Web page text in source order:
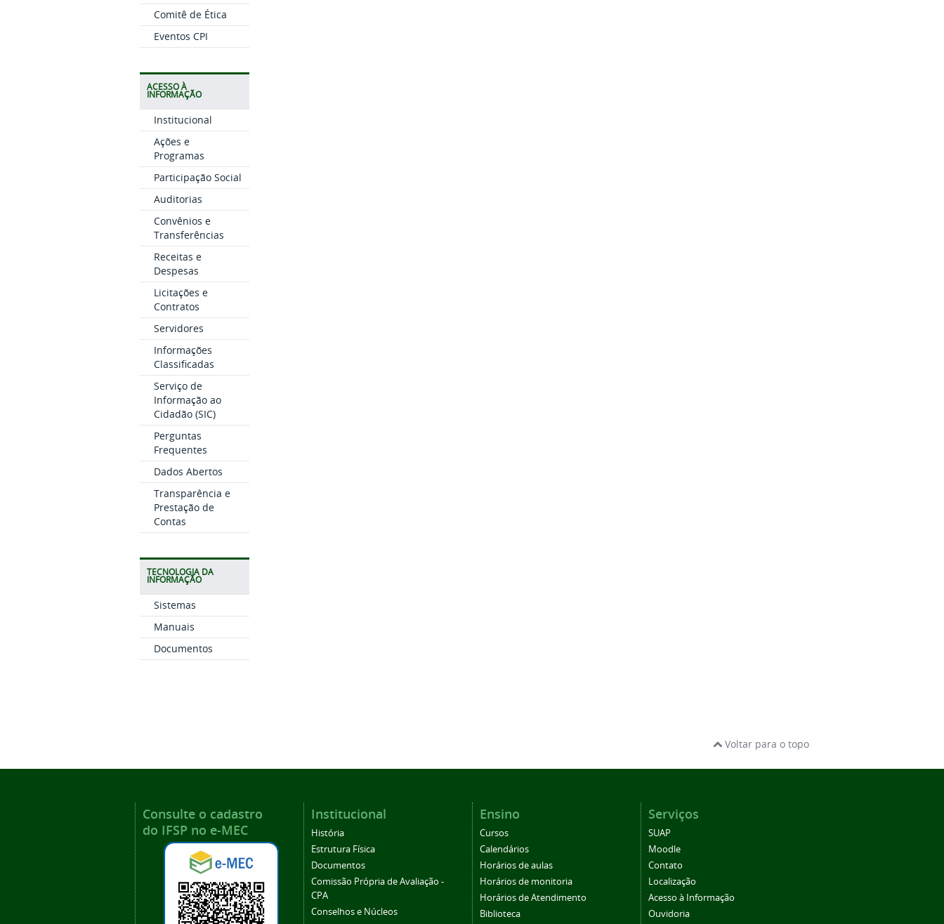
Comitê de Ética
Eventos CPI
ACESSO À
INFORMAÇÃO
Institucional
Ações e
Programas
Participação Social
Auditorias
Convênios e
Transferências
Receitas e
Despesas
Licitações e
Contratos
Servidores
Informações
Classificadas
Serviço de
Informação ao
Cidadão (SIC)
Perguntas
Frequentes
Dados Abertos
Transparência e
Prestação de
Contas
TECNOLOGIA DA
INFORMAÇÃO
Sistemas
Manuais
Documentos
Voltar para o topo
Consulte o cadastro
do IFSP no e-MEC
Institucional
História
Estrutura Física
Documentos
Comissão Própria de Avaliação -
CPA
Conselhos e Núcleos
Ensino
Cursos
Calendários
Horários de aulas
Horários de monitoria
Horários de Atendimento
Biblioteca
Serviços
SUAP
Moodle
Contato
Localização
Acesso à Informação
Ouvidoria